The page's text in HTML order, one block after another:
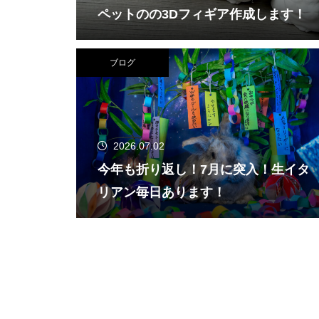
ペットのの3Dフィギア作成します！
ブログ
2026.07.02
今年も折り返し！7月に突入！生イタ
リアン毎日あります！